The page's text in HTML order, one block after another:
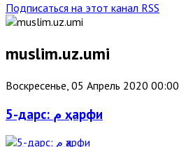
Подписаться на этот канал RSS
muslim.uz.umi
Воскресенье, 05 Апрель 2020 00:00
5-дарс: م ҳарфи